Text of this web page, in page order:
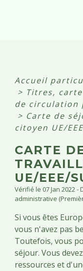
Accueil
> Titres,
de circulation
> Carte de
citoyen UE/
CARTE
UE/EEE/
Vérifié le 07 Jan 2022
administrative
Si vous êtes
vous n'avez pas
Toutefois, vous
séjour. Vous
ressources et